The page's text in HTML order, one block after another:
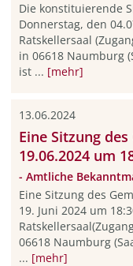
Die konstituierende
Donnerstag, den
Ratskellersaal
in 06618 Naumburg
ist ... [mehr]
13.06.2024
Eine Sitzung
19.06.2024 um
- Amtliche
Eine Sitzung des
19. Juni 2024 um
06618 Naumburg
... [mehr]